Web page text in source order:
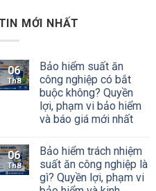
MỚI NHẤT
06
Th8
Bảo hiểm suất ăn
công nghiệp có bắt
buộc không? Quyền
lợi, phạm vi bảo hiểm
và báo giá mới nhất
06
Th8
Bảo hiểm trách nhiệm
suất ăn công nghiệp là
gì? Quyền lợi, phạm vi